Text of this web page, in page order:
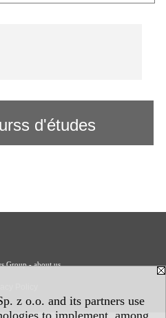
z o.o. and its partners use
to implement, among
d'études
Group - about us